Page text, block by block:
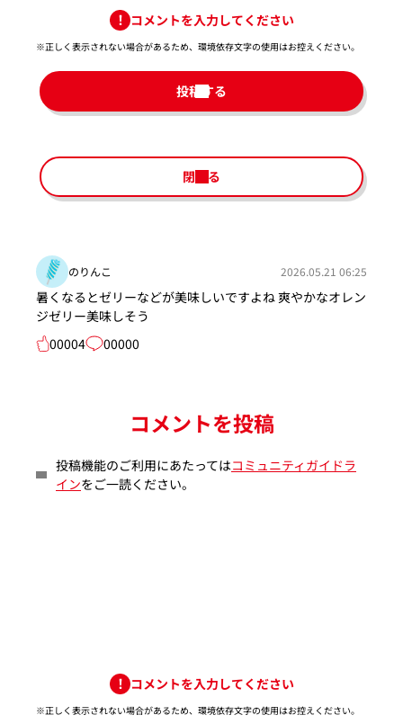
コメントを入力してください
※正しく表示されない場合があるため、環境依存文字の使用はお控えください。​
投稿する
閉じる
のりんこ 2026.05.21 06:25
暑くなるとゼリーなどが美味しいですよね 爽やかなオレン
ジゼリー美味しそう
00004
00000
コメントを投稿
投稿機能のご利用にあたってはコミュニティガイドラ
インをご一読ください。
コメントを入力してください
※正しく表示されない場合があるため、環境依存文字の使用はお控えください。​